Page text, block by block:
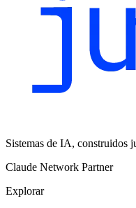
Sistemas de IA, construidos
Claude Network Partner
Explorar